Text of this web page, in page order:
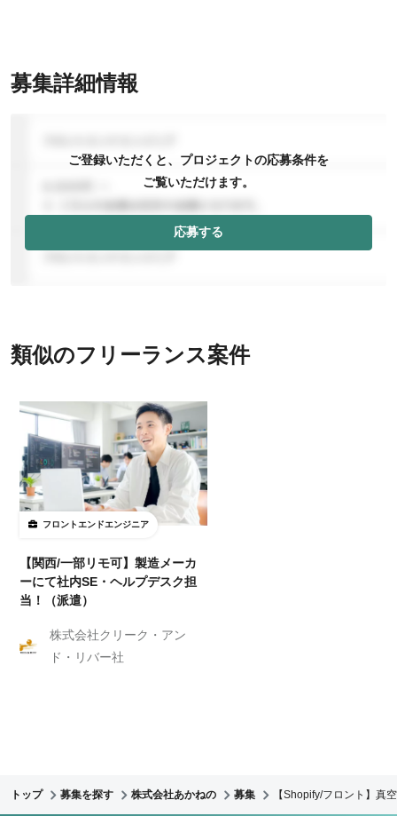
募集詳細情報
ご登録いただくと、プロジェクトの応募条件を
ご覧いただけます。
応募する
類似のフリーランス案件
フロントエンドエンジニア
【関西/一部リモ可】製造メーカ
ーにて社内SE・ヘルプデスク担
当！（派遣）
株式会社クリーク・アン
ド・リバー社
トップ 募集を探す 株式会社あかねの 募集 【Shopify/フロント】真